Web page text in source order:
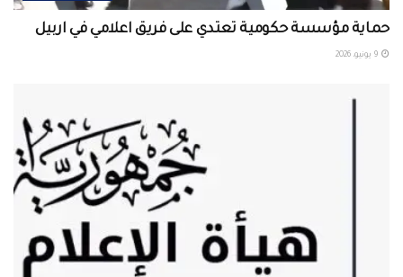
حماية مؤسسة حكومية تعتدي على فريق اعلامي في اربيل ‏